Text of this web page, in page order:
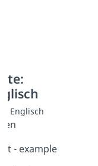
Englisch
- example